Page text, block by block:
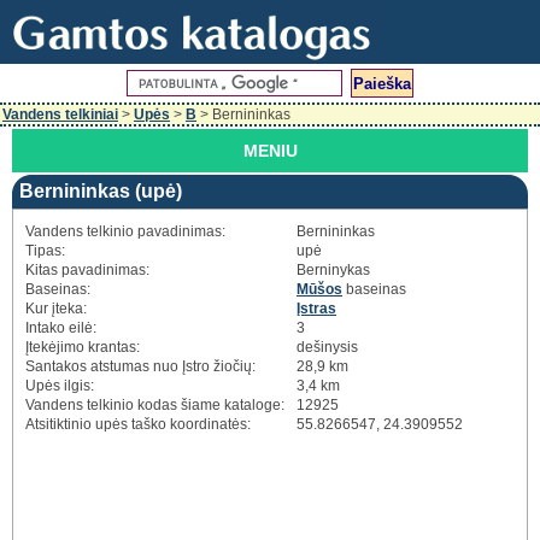
Vandens telkiniai > Upės > B > Bernininkas
MENIU
Bernininkas (upė)
Vandens telkinio pavadinimas:
Bernininkas
Tipas:
upė
Kitas pavadinimas:
Berninykas
Baseinas:
Mūšos baseinas
Kur įteka:
Įstras
Intako eilė:
3
Įtekėjimo krantas:
dešinysis
Santakos atstumas nuo Įstro žiočių:
28,9 km
Upės ilgis:
3,4 km
Vandens telkinio kodas šiame kataloge:
12925
Atsitiktinio upės taško koordinatės:
55.8266547, 24.3909552